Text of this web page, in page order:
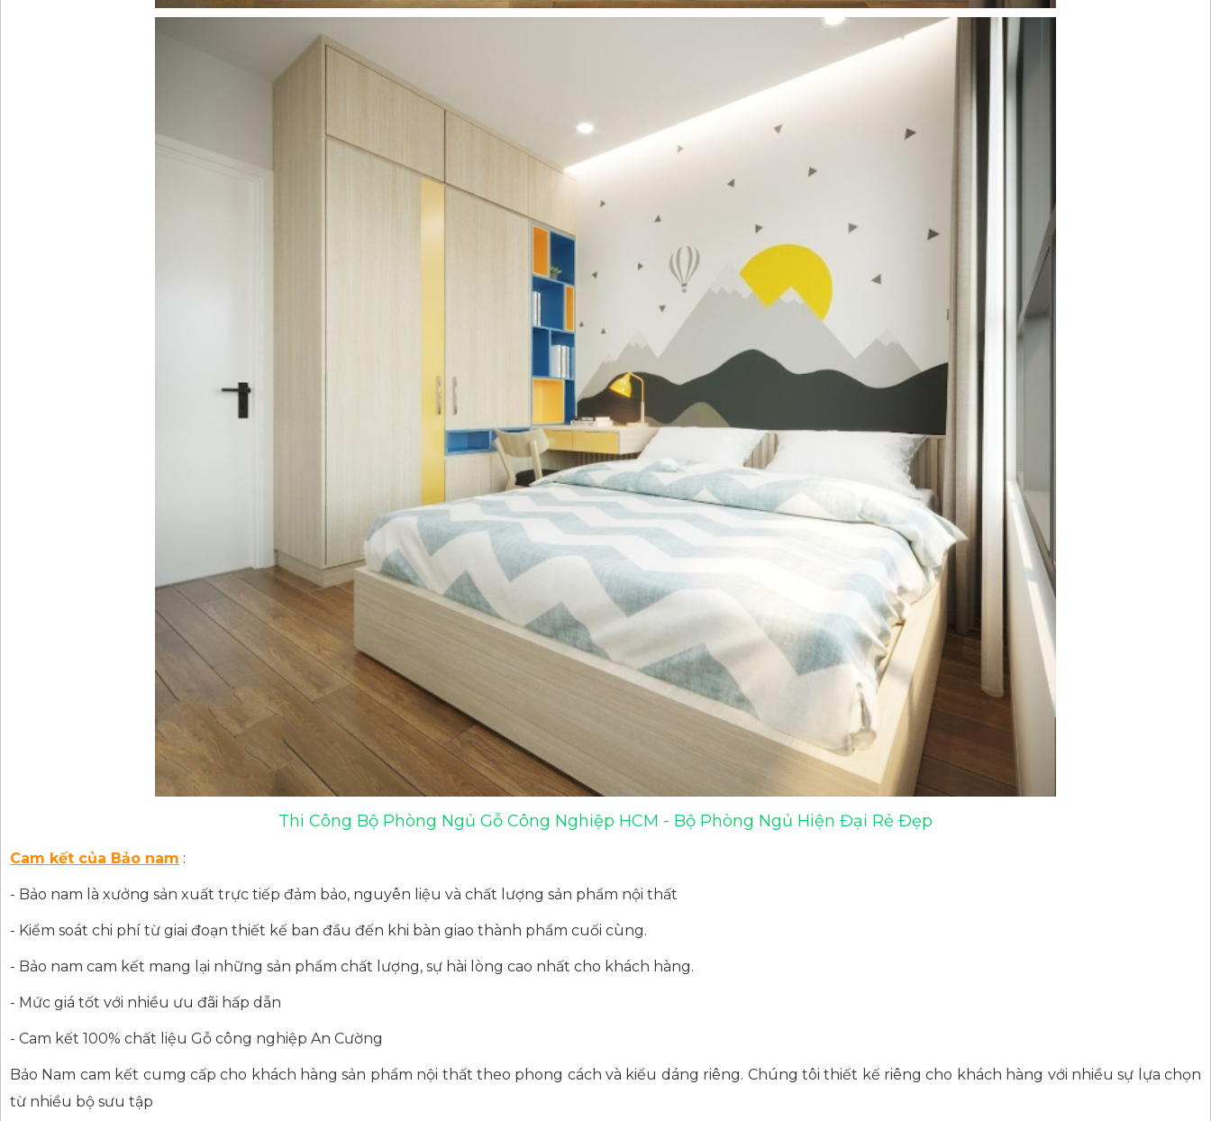
Thi Công Bộ Phòng Ngủ Gỗ Công Nghiệp HCM - Bộ Phòng Ngủ Hiện Đại Rẻ Đẹp
Cam kết của Bảo nam :
- Bảo nam là xưởng sản xuất trực tiếp đảm bảo, nguyên liệu và chất lượng sản phẩm nội thất
- Kiểm soát chi phí từ giai đoạn thiết kế ban đầu đến khi bàn giao thành phẩm cuối cùng.
- Bảo nam cam kết mang lại những sản phẩm chất lượng, sự hài lòng cao nhất cho khách hàng.
- Mức giá tốt với nhiều ưu đãi hấp dẫn
- Cam kết 100% chất liệu Gỗ công nghiệp An Cường
Bảo Nam cam kết cumg cấp cho khách hàng sản phẩm nội thất theo phong cách và kiểu dáng riêng. Chúng tôi thiết kế riêng cho khách hàng với nhiều sự lựa chọn
từ nhiều bộ sưu tập